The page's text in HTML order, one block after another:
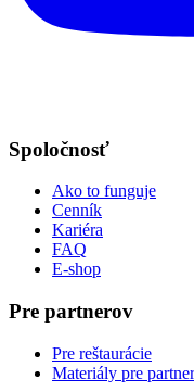
Spoločnosť
Ako to funguje
Cenník
Kariéra
FAQ
E-shop
Pre partnerov
Pre reštaurácie
Materiály pre